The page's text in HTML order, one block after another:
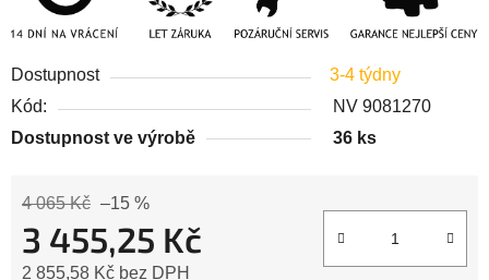
Dostupnost
3-4 týdny
Kód:
NV 9081270
Dostupnost ve výrobě
36 ks
4 065 Kč –15 %
3 455,25 Kč
2 855,58 Kč bez DPH